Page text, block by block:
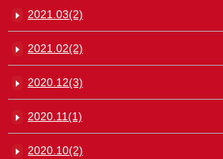
2021.03(2)
2021.02(2)
2020.12(3)
2020.11(1)
2020.10(2)